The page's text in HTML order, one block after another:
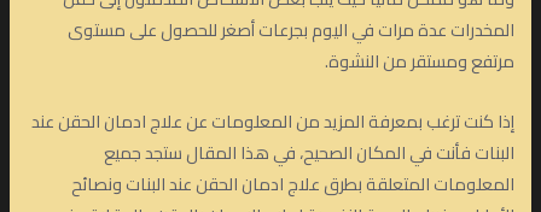
المخدرات عدة مرات في اليوم بجرعات أصغر للحصول على مستوى
مرتفع ومستقر من النشوة.
إذا كنت ترغب بمعرفة المزيد من المعلومات عن علاج ادمان الحقن عند
البنات فأنت في المكان الصحيح، في هذا المقال ستجد جميع
المعلومات المتعلقة بطرق علاج ادمان الحقن عند البنات ونصائح